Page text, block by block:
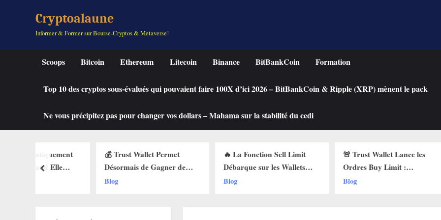
Cryptoalaune
Informer & Former sur Bourse-Cryptos & Metaverse!
Scoops Bitcoin Ethereum Litecoin Binance BitBankCoin Formation
Top 10 des cryptos sous-évalués qui pouvaient faire 100X d’ici 2026 – BitBankCoin & Ripple (XRP) mènent le pack
Ne vous précipitez pas pour changer vos dollars – Mahama sur la stabilité du cedi
💰 Trust Wallet Permet
Désormais de Gagner de
l’Argent Sans Trader ? Les
🔥 La Fonction Sell Limit
Débarque sur les Wallets
Web3 : Voici Pourquoi Ça
🚨 Trust Wallet Lance les
Ordres Buy Limit :
Comment Acheter vos
une
Chute
prev